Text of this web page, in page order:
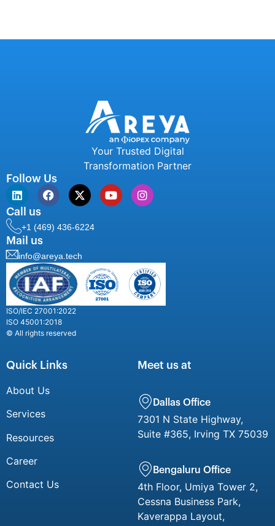
Your Trusted Digital
Transformation Partner
Follow Us
Call us
+1 (469) 436-6224
Mail us
info@areya.tech
ISO/IEC 27001:2022
ISO 45001:2018
© All rights reserved
Quick Links
About Us
Services
Resources
Career
Contact Us
Meet us at
Dallas Office
7301 N State Highway,
Suite #365, Irving TX 75039
Bengaluru Office
4th Floor, Umiya Tower 2,
Cessna Business Park,
Kaverappa Layout,